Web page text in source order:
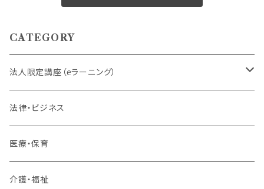
CATEGORY
法人限定講座（eラーニング）
内定者・新入社員
若手社員・中堅社員
リーダー（主任・係長）
法律・ビジネス
医療・保育
介護・福祉